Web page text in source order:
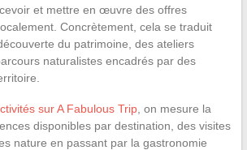
et mettre en œuvre des offres
Concrètement, cela se traduit
du patrimoine, des ateliers
naturalistes encadrés par des
sur A Fabulous Trip, on mesure la
disponibles par destination, des visites
nature en passant par la gastronomie